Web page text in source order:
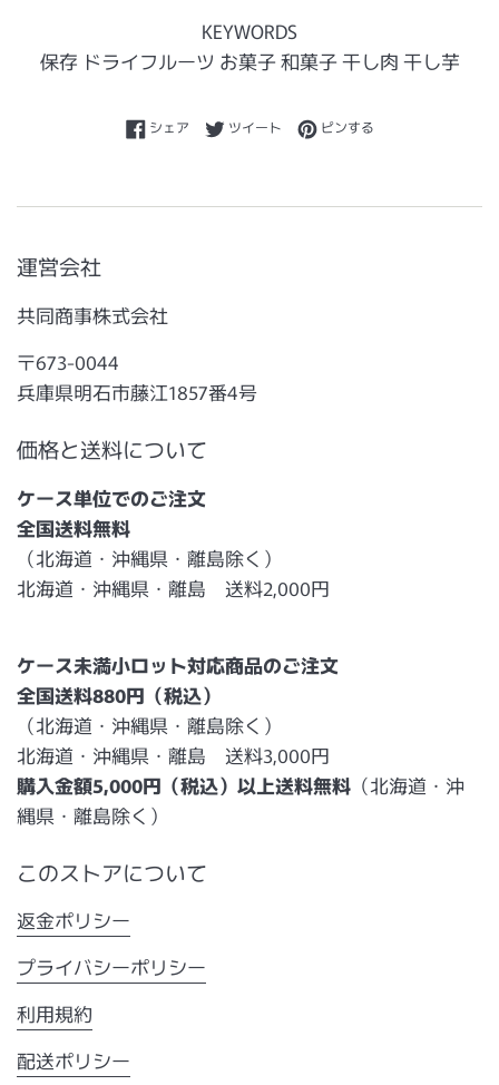
KEYWORDS
保存 ドライフルーツ お菓子 和菓子 干し肉 干し芋
シェアFacebookでシェアする
ツイートTwitterに投稿する
ピンするPinterestでピンする
運営会社
共同商事株式会社
〒673-0044
兵庫県明石市藤江1857番4号
価格と送料について
ケース単位でのご注文
全国送料無料
（北海道・沖縄県・離島除く）
北海道・沖縄県・離島 送料2,000円
ケース未満小ロット対応商品のご注文
全国送料880円（税込）
（北海道・沖縄県・離島除く）
北海道・沖縄県・離島 送料3,000円
購入金額5,000円（税込）以上送料無料 （北海道・沖
縄県・離島除く）
このストアについて
返金ポリシー
プライバシーポリシー
利用規約
配送ポリシー